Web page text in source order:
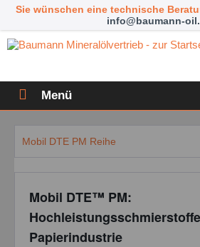
Sie wünschen eine technische
info@baumann-
Menü
Mobil DTE PM Reihe
Mobil DTE™ PM:
Papierindustrie